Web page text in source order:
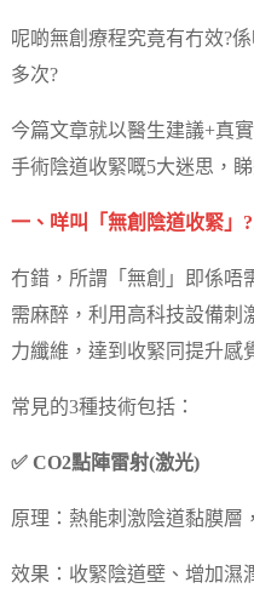
呢啲無創療程究竟有冇效?
多次?
今篇文章就以醫生建議+真
手術陰道收緊嘅5大迷思，
一、咩叫「無創陰道收緊」
冇錯，所謂「無創」即係唔
需麻醉，利用高科技設備刺
力纖維，達到收緊同提升感
常見的3種技術包括：
✅ CO2點陣雷射(激光)
原理：熱能刺激陰道黏膜層
效果：收緊陰道壁、增加濕